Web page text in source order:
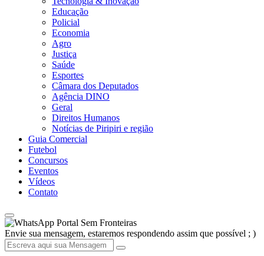
Educação
Policial
Economia
Agro
Justiça
Saúde
Esportes
Câmara dos Deputados
Agência DINO
Geral
Direitos Humanos
Notícias de Piripiri e região
Guia Comercial
Futebol
Concursos
Eventos
Vídeos
Contato
Portal Sem Fronteiras
Envie sua mensagem, estaremos respondendo assim que possível ; )